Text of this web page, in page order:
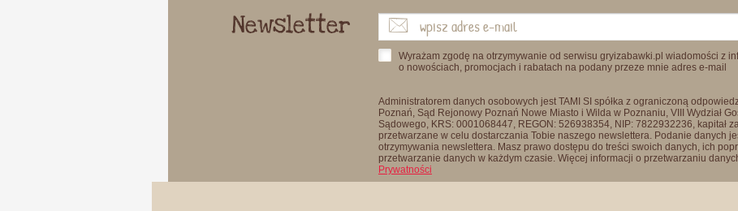
Newsletter
Wyrażam zgodę na otrzymywanie od serwisu gryizabawki.pl wiadomości z
o nowościach, promocjach i rabatach na podany przeze mnie adres e-mail
Administratorem danych osobowych jest TAMI SI spółka z ograniczoną
Poznań, Sąd Rejonowy Poznań Nowe Miasto i Wilda w Poznaniu, VIII Wydział
Sądowego, KRS: 0001068447, REGON: 526938354, NIP: 7822932236, kapitał
przetwarzane w celu dostarczania Tobie naszego newslettera. Podanie danych
otrzymywania newslettera. Masz prawo dostępu do treści swoich danych, ich
przetwarzanie danych w każdym czasie. Więcej informacji o przetwarzaniu
Prywatności